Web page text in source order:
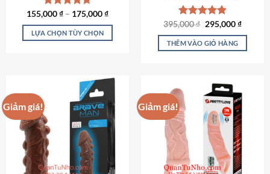
sản
phẩm
Được xếp
hạng4.69
5 sao
155,000₫ – 175,000₫
LỰA CHỌN TÙY CHỌN
nhiều
biến
thể.
Các
tùy
chọn
Được xếp
hạng4.82
5 sao
395,000₫ Giá
là:
395,000 ₫.
295,000₫Giá
tại
THÊM VÀO GIỎ HÀNG
Giảm giá! Giảm giá!